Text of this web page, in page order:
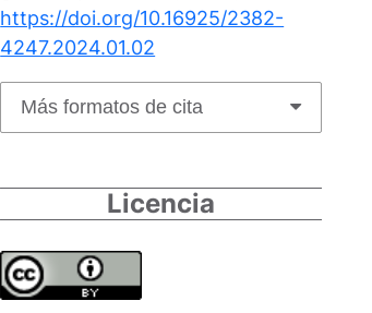
https://doi.org/10.16925/2382-
4247.2024.01.02
Más formatos de cita
Licencia